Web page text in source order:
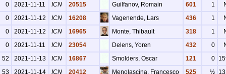
0
2021-11-11 ICN 20515 Guilfanov, Romain 601 1
0
2021-11-12 ICN 16208 Vagenende, Lars 436 1
0
2021-11-12 ICN 16965 Monte, Thibault 318 1
0
2021-11-11 ICN 23054 Delens, Yoren 432 0
52
2021-11-13 ICN 16867 Smolders, Oscar 121 0
53
2021-11-14 ICN 20412 Menolascina, Francesco 525 ½